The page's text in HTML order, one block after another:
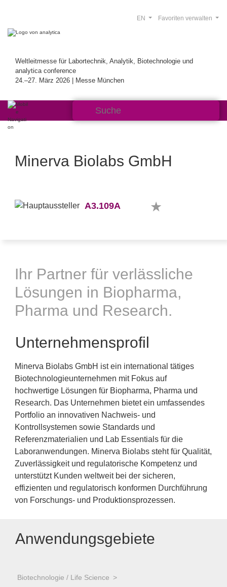
Weltleitmesse für Labortechnik, Analytik, Biotechnologie und
analytica conference
24.–27. März 2026 | Messe München
Favoriten verwalten
EN
Minerva Biolabs GmbH
A3.109A
Ihr Partner für verlässliche
Lösungen in Biopharma,
Pharma und Research.
Unternehmensprofil
Minerva Biolabs GmbH ist ein international tätiges
Biotechnologieunternehmen mit Fokus auf
hochwertige Lösungen für Biopharma, Pharma und
Research. Das Unternehmen bietet ein umfassendes
Portfolio an innovativen Nachweis- und
Kontrollsystemen sowie Standards und
Referenzmaterialien und Lab Essentials für die
Laboranwendungen. Minerva Biolabs steht für Qualität,
Zuverlässigkeit und regulatorische Kompetenz und
unterstützt Kunden weltweit bei der sicheren,
effizienten und regulatorisch konformen Durchführung
von Forschungs- und Produktionsprozessen.
Anwendungsgebiete
Biotechnologie / Life Science